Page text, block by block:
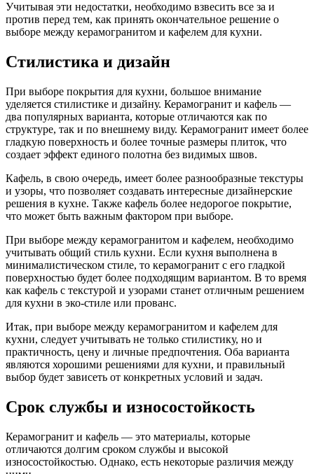
Учитывая эти недостатки, необходимо взвесить все за и
против перед тем, как принять окончательное решение о
выборе между керамогранитом и кафелем для кухни.
Стилистика и дизайн
При выборе покрытия для кухни, большое внимание
уделяется стилистике и дизайну. Керамогранит и кафель —
два популярных варианта, которые отличаются как по
структуре, так и по внешнему виду. Керамогранит имеет более
гладкую поверхность и более точные размеры плиток, что
создает эффект единого полотна без видимых швов.
Кафель, в свою очередь, имеет более разнообразные текстуры
и узоры, что позволяет создавать интересные дизайнерские
решения в кухне. Также кафель более недорогое покрытие,
что может быть важным фактором при выборе.
При выборе между керамогранитом и кафелем, необходимо
учитывать общий стиль кухни. Если кухня выполнена в
минималистическом стиле, то керамогранит с его гладкой
поверхностью будет более подходящим вариантом. В то время
как кафель с текстурой и узорами станет отличным решением
для кухни в эко-стиле или прованс.
Итак, при выборе между керамогранитом и кафелем для
кухни, следует учитывать не только стилистику, но и
практичность, цену и личные предпочтения. Оба варианта
являются хорошими решениями для кухни, и правильный
выбор будет зависеть от конкретных условий и задач.
Срок службы и износостойкость
Керамогранит и кафель — это материалы, которые
отличаются долгим сроком службы и высокой
износостойкостью. Однако, есть некоторые различия между